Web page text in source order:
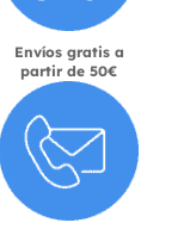
Envíos gratis a
partir de 50€